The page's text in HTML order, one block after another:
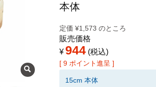
本体
定価 ¥1,573 のところ
販売価格
¥944 税込
[ 9 ポイント進呈 ]
15cm 本体